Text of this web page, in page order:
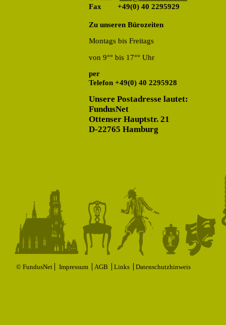
Fax
+49(0) 40 2295929
Zu unseren Bürozeiten
Montags bis Freitags
von 9°° bis 17°° Uhr
per
Telefon +49(0) 40 2295928
Unsere Postadresse lautet:
FundusNet
Ottenser Hauptstr. 21
D-22765 Hamburg
© FundusNet Impressum AGB Links Datenschutzhinweis